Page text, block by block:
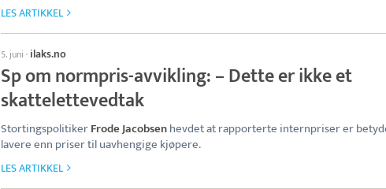
LES ARTIKKEL
5. juni · ilaks.no
Sp om normpris-avvikling: – Dette er ikke et
skattelettevedtak
StortingspolitikerFrode Jacobsenhevdet at rapporterte internpriser er
lavere enn priser til uavhengige kjøpere.
LES ARTIKKEL